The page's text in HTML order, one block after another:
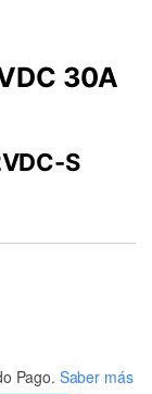
30A
S
Pago. Saber más